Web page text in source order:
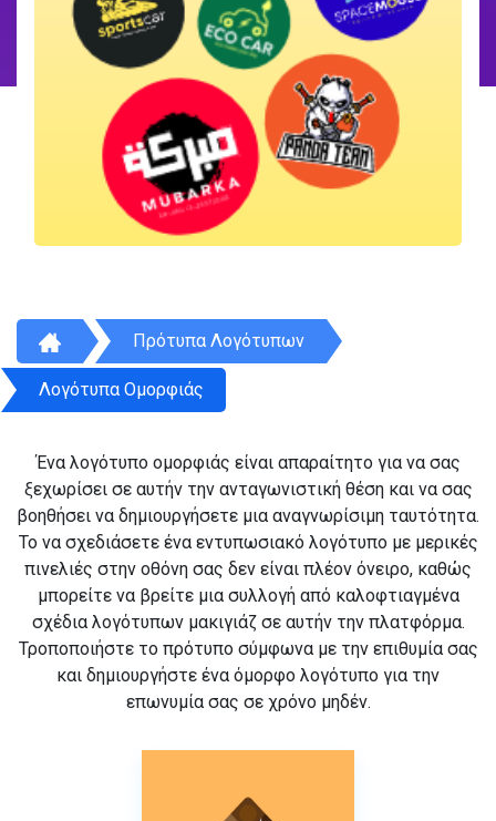
Πρότυπα Λογότυπων
Λογότυπα Ομορφιάς
Ένα λογότυπο ομορφιάς είναι απαραίτητο για να σας
ξεχωρίσει σε αυτήν την ανταγωνιστική θέση και να σας
βοηθήσει να δημιουργήσετε μια αναγνωρίσιμη ταυτότητα.
Το να σχεδιάσετε ένα εντυπωσιακό λογότυπο με μερικές
πινελιές στην οθόνη σας δεν είναι πλέον όνειρο, καθώς
μπορείτε να βρείτε μια συλλογή από καλοφτιαγμένα
σχέδια λογότυπων μακιγιάζ σε αυτήν την πλατφόρμα.
Τροποποιήστε το πρότυπο σύμφωνα με την επιθυμία σας
και δημιουργήστε ένα όμορφο λογότυπο για την
επωνυμία σας σε χρόνο μηδέν.